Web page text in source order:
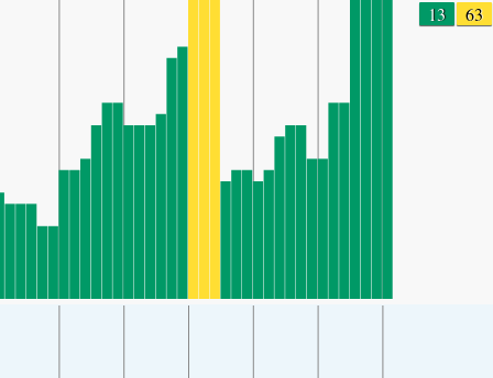
13 63